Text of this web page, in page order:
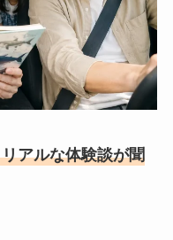
リアルな体験談が聞